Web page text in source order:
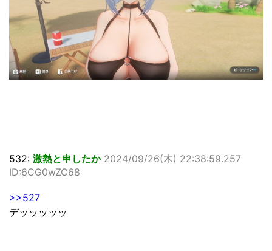
532: 激熱と申したか 2024/09/26(木) 22:38:59.257
ID:6CG0wZC68
>>527
デッッッッッ